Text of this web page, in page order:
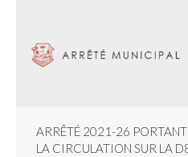
ARRÊTÉ 2021-26
LA CIRCULATION SUR LA